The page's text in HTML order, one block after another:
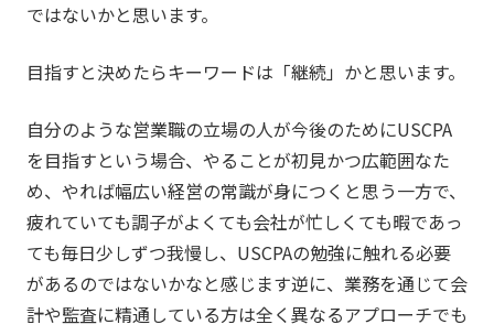
ではないかと思います。
目指すと決めたらキーワードは「継続」かと思います。
自分のような営業職の立場の人が今後のためにUSCPA
を目指すという場合、やることが初見かつ広範囲なた
め、やれば幅広い経営の常識が身につくと思う一方で、
疲れていても調子がよくても会社が忙しくても暇であっ
ても毎日少しずつ我慢し、USCPAの勉強に触れる必要
があるのではないかなと感じます逆に、業務を通じて会
計や監査に精通している方は全く異なるアプローチでも